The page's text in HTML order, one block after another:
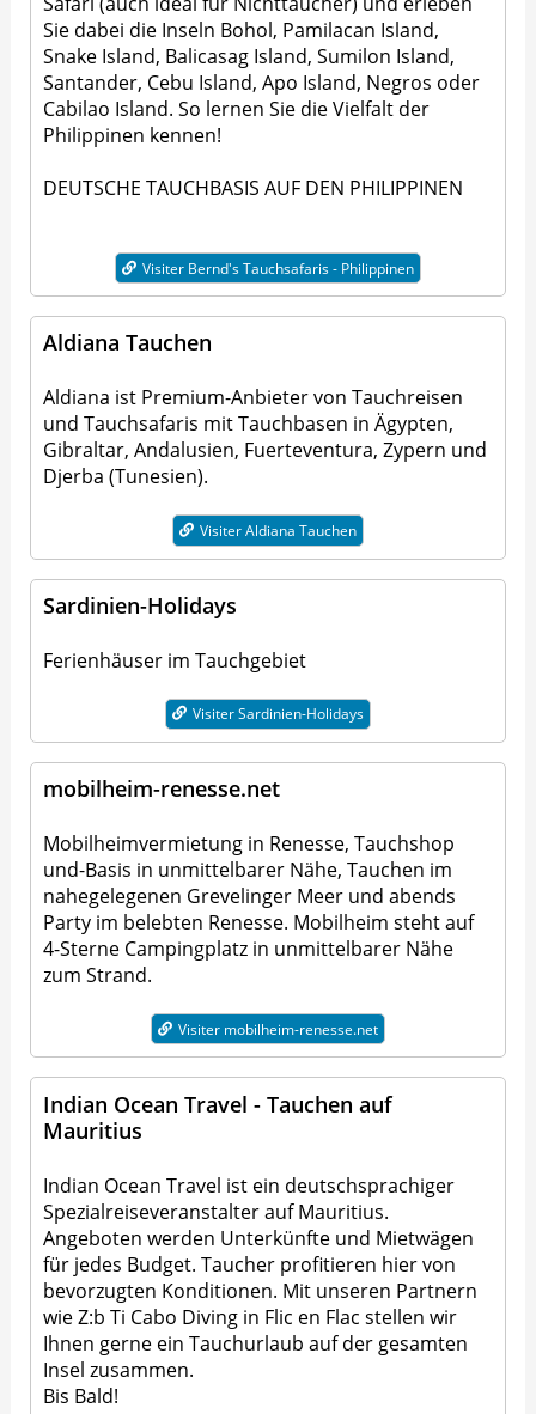
Sie dabei die Inseln Bohol, Pamilacan Island,
Snake Island, Balicasag Island, Sumilon Island,
Santander, Cebu Island, Apo Island, Negros oder
Cabilao Island. So lernen Sie die Vielfalt der
Philippinen kennen!
DEUTSCHE TAUCHBASIS AUF DEN PHILIPPINEN
Visiter Bernd's Tauchsafaris - Philippinen
Aldiana Tauchen
Aldiana ist Premium-Anbieter von Tauchreisen
und Tauchsafaris mit Tauchbasen in Ägypten,
Gibraltar, Andalusien, Fuerteventura, Zypern und
Djerba (Tunesien).
Visiter Aldiana Tauchen
Sardinien-Holidays
Ferienhäuser im Tauchgebiet
Visiter Sardinien-Holidays
mobilheim-renesse.net
Mobilheimvermietung in Renesse, Tauchshop
und-Basis in unmittelbarer Nähe, Tauchen im
nahegelegenen Grevelinger Meer und abends
Party im belebten Renesse. Mobilheim steht auf
4-Sterne Campingplatz in unmittelbarer Nähe
zum Strand.
Visiter mobilheim-renesse.net
Indian Ocean Travel - Tauchen auf
Mauritius
Indian Ocean Travel ist ein deutschsprachiger
Spezialreiseveranstalter auf Mauritius.
Angeboten werden Unterkünfte und Mietwägen
für jedes Budget. Taucher profitieren hier von
bevorzugten Konditionen. Mit unseren Partnern
wie Z:b Ti Cabo Diving in Flic en Flac stellen wir
Ihnen gerne ein Tauchurlaub auf der gesamten
Insel zusammen.
Bis Bald!